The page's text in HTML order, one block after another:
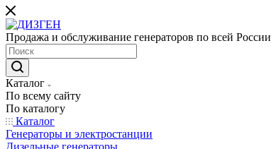
Продажа и обслуживание генераторов по всей России
Каталог
По всему сайту
По каталогу
Каталог
Генераторы и электростанции
Дизельные генераторы